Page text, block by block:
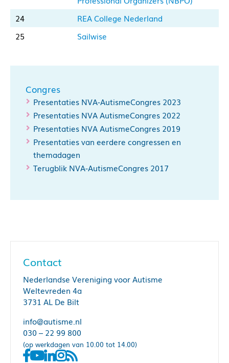
24
REA College Nederland
25
Sailwise
Congres
Presentaties NVA-AutismeCongres 2023
Presentaties NVA AutismeCongres 2022
Presentaties NVA AutismeCongres 2019
Presentaties van eerdere congressen en
themadagen
Terugblik NVA-AutismeCongres 2017
Contact
Nederlandse Vereniging voor Autisme
Weltevreden 4a
3731 AL De Bilt
info@autisme.nl
030 – 22 99 800
(op werkdagen van 10.00 tot 14.00)